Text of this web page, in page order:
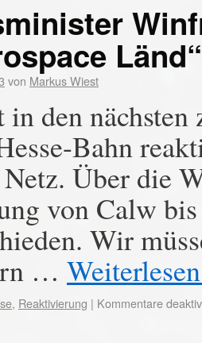
Länd“
von Markus Wiest
den
Bahn
Über die
von Calw
Wir
…
, Reaktivierung | Kommentare